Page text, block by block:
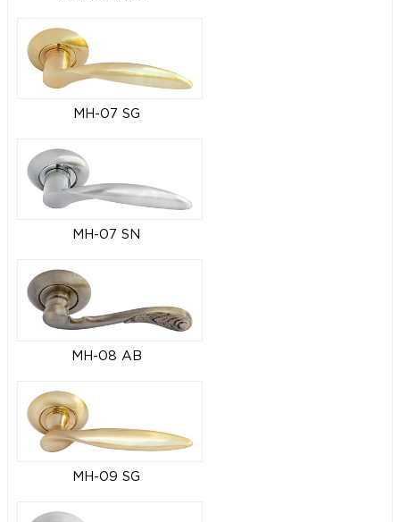
MH-07 SG
MH-07 SN
MH-08 AB
MH-09 SG